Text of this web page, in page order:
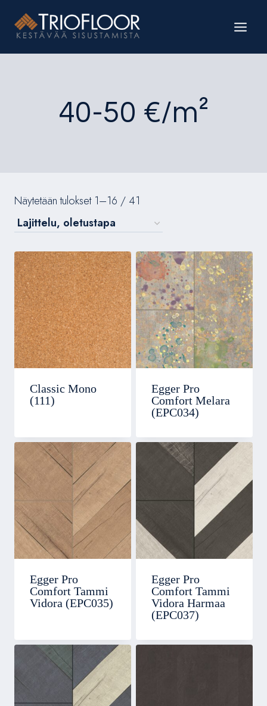
sisältöön
40-50 €/m²
Näytetään tulokset 1–16 / 41
Classic Mono
(111)
Egger Pro
Comfort Melara
(EPC034)
Egger Pro
Comfort Tammi
Vidora (EPC035)
Egger Pro
Comfort Tammi
Vidora Harmaa
(EPC037)